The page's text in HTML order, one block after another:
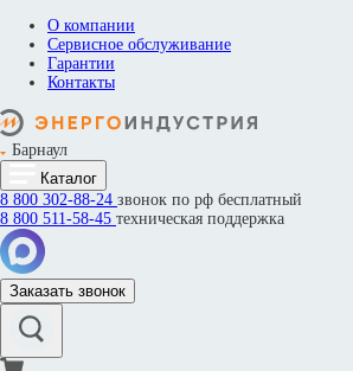
О компании
Сервисное обслуживание
Гарантии
Контакты
Барнаул
Каталог
8 800 302-88-24 звонок по рф бесплатный
8 800 511-58-45 техническая поддержка
Заказать звонок